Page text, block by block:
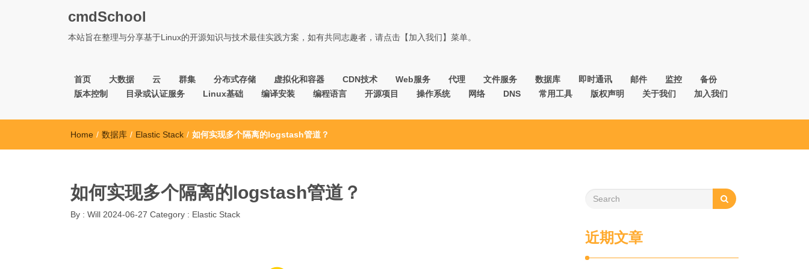
cmdSchool
本站旨在整理与分享基于Linux的开源知识与技术最佳实践方案，如有共同志趣者，请点击【加入我们】菜单。
首页 大数据 云 群集 分布式存储 虚拟化和容器 CDN技术 Web服务 代理 文件服务 数据库 即时通讯 邮件 监控
备份
版本控制
目录或认证服务 Linux基础 编译安装 编程语言 开源项目 操作系统 网络 DNS 常用工具 版权声明 关于我们 加入我们
Home / 数据库 / Elastic Stack / 如何实现多个隔离的logstash管道？
如何实现多个隔离的logstash管道？
By : Will 2024-06-27 Category : Elastic Stack
近期文章